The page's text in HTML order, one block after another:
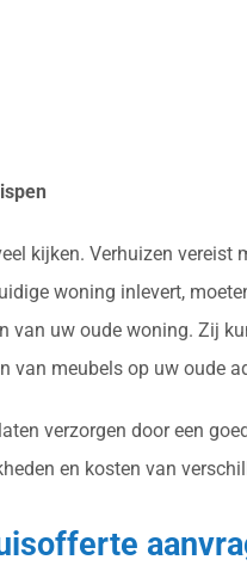
kijken. Verhuizen
woning inlevert,
van uw oude woning. Zij
van meubels op uw oude
verzorgen door een
en kosten van